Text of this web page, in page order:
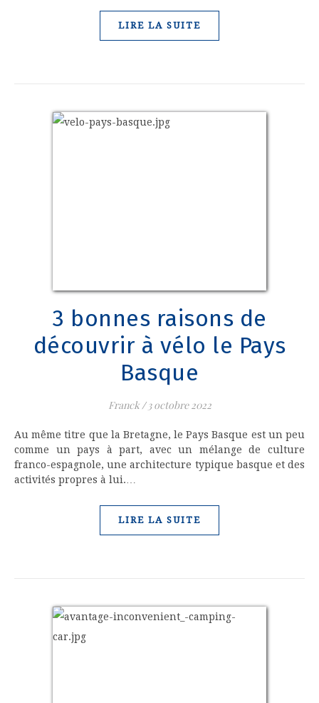
LIRE LA SUITE
3 bonnes raisons de
découvrir à vélo le Pays
Basque
Franck/ 3 octobre 2022
Au même titre que la Bretagne, le Pays Basque est un peu
comme un pays à part, avec un mélange de culture
franco-espagnole, une architecture typique basque et des
activités propres à lui.…
LIRE LA SUITE